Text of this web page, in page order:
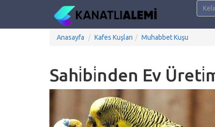
Anasayfa Kafes Kuşları Muhabbet Kuşu
Sahi̇bi̇nden Ev